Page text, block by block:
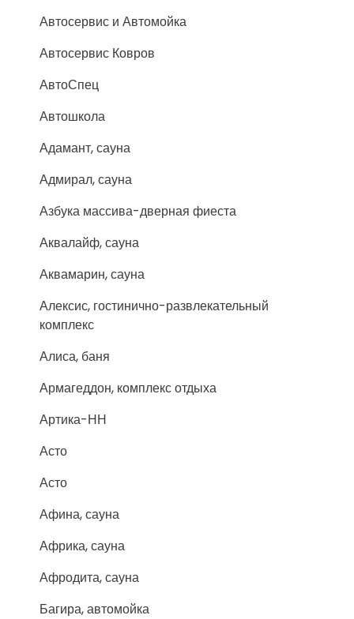
Автосервис и Автомойка
Автосервис Ковров
АвтоСпец
Автошкола
Адамант, сауна
Адмирал, сауна
Азбука массива-дверная фиеста
Аквалайф, сауна
Аквамарин, сауна
Алексис, гостинично-развлекательный
комплекс
Алиса, баня
Армагеддон, комплекс отдыха
Артика-НН
Асто
Асто
Афина, сауна
Африка, сауна
Афродита, сауна
Багира, автомойка